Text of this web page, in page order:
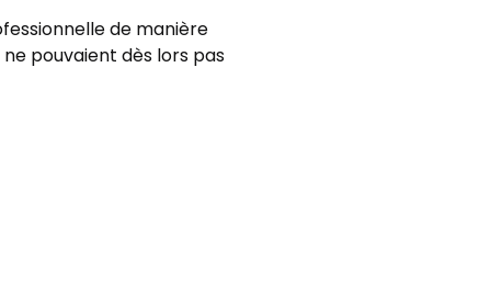
de manière
pouvaient dès lors pas